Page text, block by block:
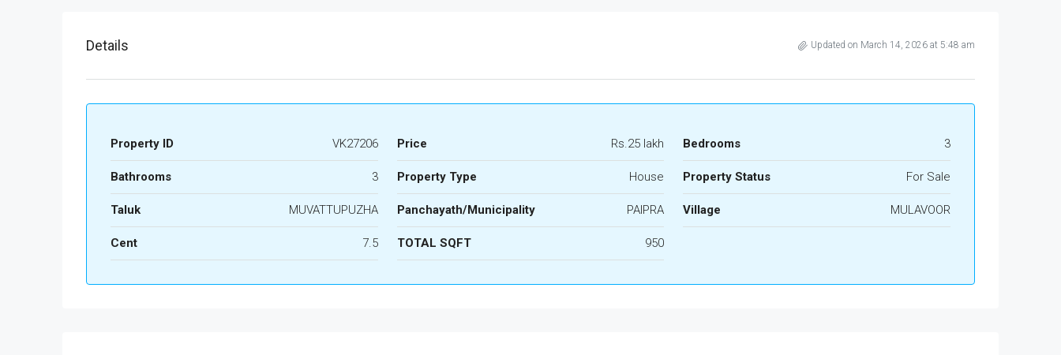
Details Updated on March 14, 2026 at 5:48 am
Property ID VK27206 Price Rs.25 lakh Bedrooms 3
Bathrooms 3 Property Type House Property Status For Sale
Taluk MUVATTUPUZHA Panchayath/Municipality PAIPRA Village MULAVOOR
Cent 7.5 TOTAL SQFT 950